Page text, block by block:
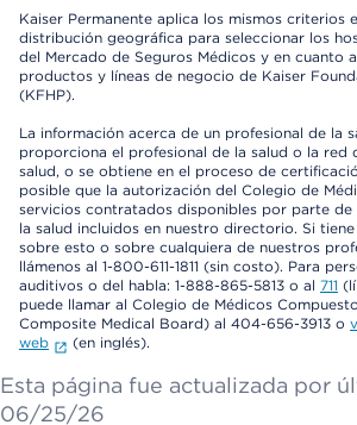
Kaiser Permanente aplica los mismos criterios
distribución geográfica para seleccionar los
del Mercado de Seguros Médicos y en cuanto
productos y líneas de negocio de Kaiser
(KFHP).
La información acerca de un profesional de la
proporciona el profesional de la salud o la red
salud, o se obtiene en el proceso de
posible que la autorización del Colegio de
servicios contratados disponibles por parte de
la salud incluidos en nuestro directorio. Si
sobre esto o sobre cualquiera de nuestros
llámenos al 1-800-611-1811 (sin costo). Para
auditivos o del habla: 1-888-865-5813 o al 711
puede llamar al Colegio de Médicos
Composite Medical Board) al 404-656-3913 o
web
(en inglés).
Esta página fue actualizada por
06/25/26